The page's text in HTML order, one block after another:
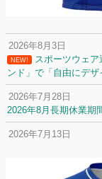
2026年8月3日
NEW!
スポーツウェ
ンド」で「自由にデ
2026年7月28日
2026年8月長期休業期
2026年7月13日